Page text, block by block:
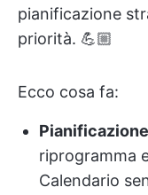
pianificazione
priorità. 💪🏼
Ecco cosa fa:
riprogramma
Calendario